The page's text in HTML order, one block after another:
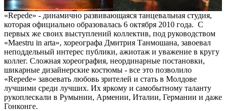
«Repede» - динамично развивающаяся танцевальная студия,
которая официально образовалась 6 октября 2010 года. С
первых же своих выступлений коллектив, под руководством
«Maestru in arta», хореографа Дмитрия Танмошана, завоевал
неподдельный интерес публики, ажиотаж и уважение в кругу
коллег. Сложная хореография, неординарные постановки,
шикарные дизайнерские костюмы - все это позволило
«Repede» завоевать любовь зрителей и стать в Молдове
лучшими среди лучших. Их яркому и самобытному таланту
рукоплескали в Румынии, Армении, Италии, Германии и даже
Гонконге.